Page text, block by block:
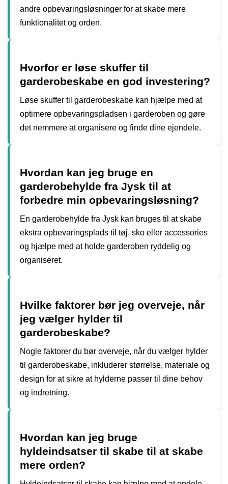
andre opbevaringsløsninger for at skabe mere
funktionalitet og orden.
Hvorfor er løse skuffer til
garderobeskabe en god investering?
Løse skuffer til garderobeskabe kan hjælpe med at
optimere opbevaringspladsen i garderoben og gøre
det nemmere at organisere og finde dine ejendele.
Hvordan kan jeg bruge en
garderobehylde fra Jysk til at
forbedre min opbevaringsløsning?
En garderobehylde fra Jysk kan bruges til at skabe
ekstra opbevaringsplads til tøj, sko eller accessories
og hjælpe med at holde garderoben ryddelig og
organiseret.
Hvilke faktorer bør jeg overveje, når
jeg vælger hylder til
garderobeskabe?
Nogle faktorer du bør overveje, når du vælger hylder
til garderobeskabe, inkluderer størrelse, materiale og
design for at sikre at hylderne passer til dine behov
og indretning.
Hvordan kan jeg bruge
hyldeindsatser til skabe til at skabe
mere orden?